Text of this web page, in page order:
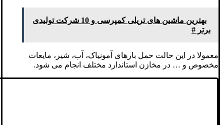
بهترین ماشین های تریلی کمپرسی و 10 شرکت تولیدی
برتر #
معمولا در این حالت حمل بارهای آمونیاک، آب، شیر، مایعات
مخصوص و … در مخازن استاندارد مختلف انجام می شود.